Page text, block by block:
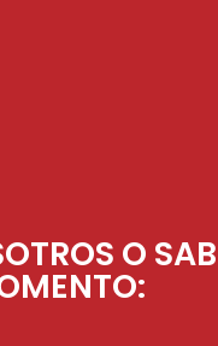
O